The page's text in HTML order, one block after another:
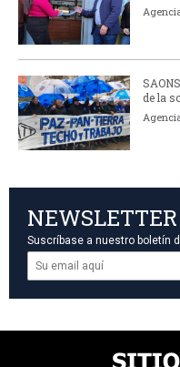
de la
NEWSLETTER
Suscríbase a nuestro boletín